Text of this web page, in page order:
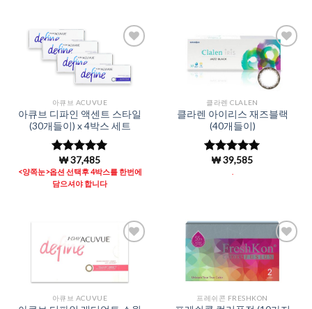
Wishlist
아큐브 ACUVUE
아큐브 디파인 액센트 스타일
(30개들이) x 4박스 세트
5 중에서
4.98로 평
가됨
₩37,485
<양쪽눈>옵션 선택후 4박스를 한번에
담으셔야 합니다
Add to
Wishlist
클라렌 CLALEN
클라렌 아이리스 재즈블랙
(40개들이)
5 중에서
로 평가됨
₩39,585
Wishlist
아큐브 ACUVUE
Add to
Wishlist
프레쉬콘 FRESHKON